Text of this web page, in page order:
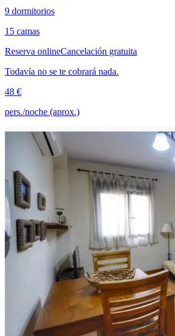
9 dormitorios
15 camas
Reserva onlineCancelación gratuita
Todavía no se te cobrará nada.
48 €
pers./noche (aprox.)